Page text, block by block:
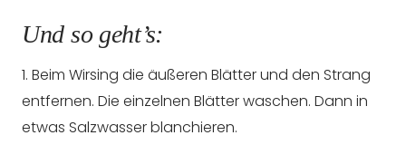
Und so geht’s:
1. Beim Wirsing die äußeren Blätter und den Strang
entfernen. Die einzelnen Blätter waschen. Dann in
etwas Salzwasser blanchieren.